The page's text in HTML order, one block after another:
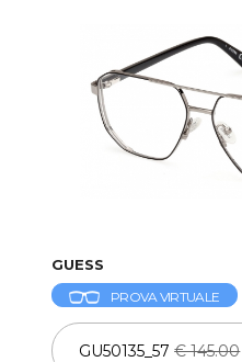
GUESS
PROVA VIRTUALE
GU50135_57€ 145.00